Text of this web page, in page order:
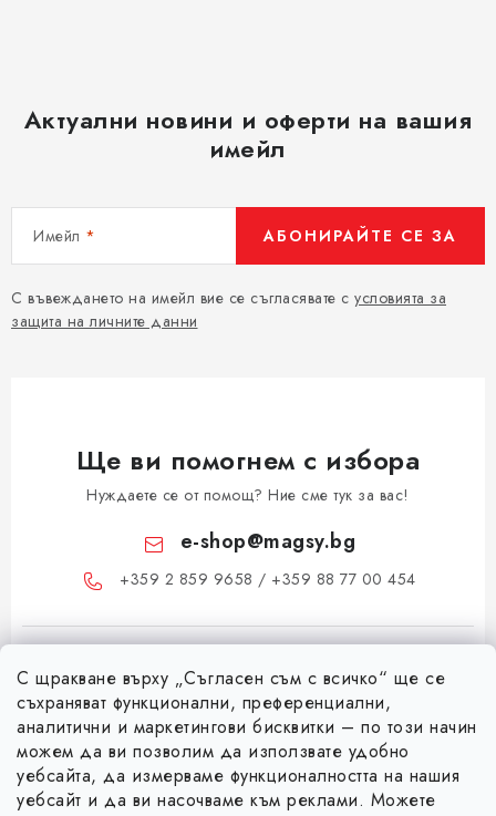
С щракване върху „Съгласен съм с всичко“ ще се
съхраняват функционални, преференциални,
аналитични и маркетингови бисквитки – по този начин
можем да ви позволим да използвате удобно
уебсайта, да измерваме функционалността на нашия
уебсайт и да ви насочваме към реклами. Можете
Актуални новини и оферти на вашия
имейл
Имейл
С въвеждането на имейл вие се съгласявате с условията за
защита на личните данни
АБОНИРАЙТЕ СЕ ЗА
Ще ви помогнем с избора
Нуждаете се от помощ? Ние сме тук за вас!
e-shop@magsy.bg
+359 2 859 9658 / +359 88 77 00 454
Ф